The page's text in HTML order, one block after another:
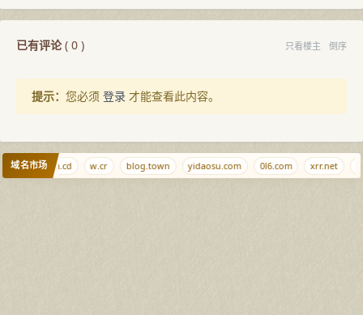
已有评论( 0 ) 只看楼主 倒序
提示： 您必须 登录 才能查看此内容。
域名市场
nb.ci m.cd w.cr blog.town yidaosu.com 0l6.com xrr.net